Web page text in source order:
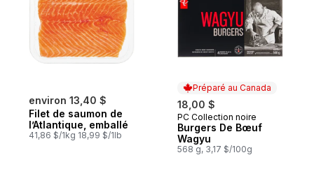
environ 13,40 $
Filet de saumon de
l’Atlantique, emballé
41,86 $/1kg 18,99 $/1lb
Préparé au Canada
18,00 $
Préparé au Canada
PC Collection noire
Burgers De Bœuf
Wagyu
568 g, 3,17 $/100g